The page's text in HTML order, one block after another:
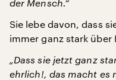
der Mensch.“
Sie lebe davon, dass
immer ganz stark über
„Dass sie jetzt ganz
ehrlich!, das macht es